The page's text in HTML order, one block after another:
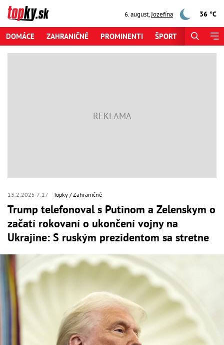
6. august,Jozefína 36 °C
DOMÁCE ZAHRANIČNÉ PROMINENTI ŠPORT
13.2.2025 7:17 Topky Zahraničné
Trump telefonoval s Putinom a Zelenskym o
začatí rokovaní o ukončení vojny na
Ukrajine: S ruským prezidentom sa stretne